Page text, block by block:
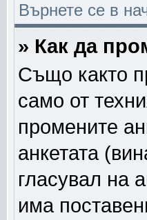
Върнете се в
» Как да
Също както
само от
промените
анкетата
гласувал на
има